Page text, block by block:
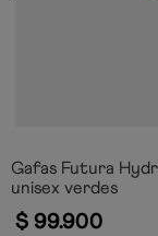
Gafas Futura
unisex verdes
$ 99.900